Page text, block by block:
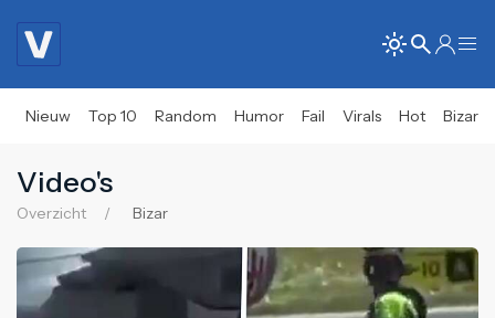
Nieuw Top 10 Random Humor Fail Virals Hot Bizar
Video's
Overzicht Bizar